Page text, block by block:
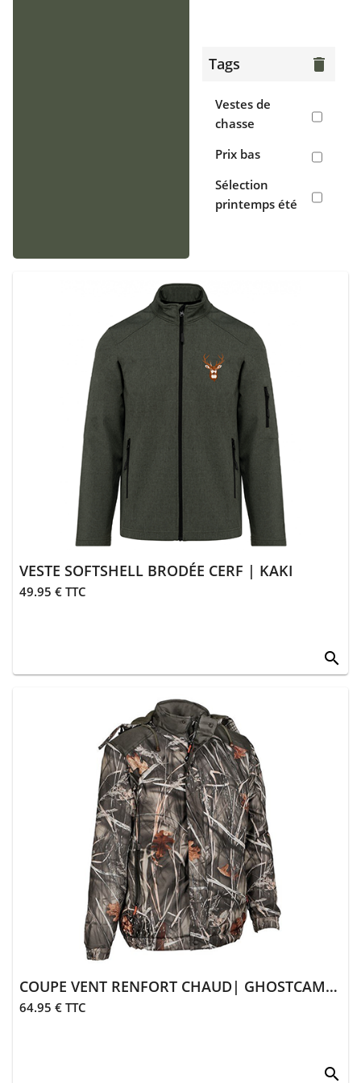
Chaussants
> Chaussures
crocs
> Écharpes,
tours de cou
> Gants
> Guêtres,
chaussettes
> Ceintures
> Divers
Équipements
> Coutellerie
Équipements
> Entretien
Animalerie
> Laisses,
colliers
> Sifflets,
grelots
> Accessoires
animalerie
Tags delete
Vestes de
chasse
Prix bas
Sélection
printemps été
VESTE SOFTSHELL BRODÉE CERF | KAKI
49.95 € TTC
search
COUPE VENT RENFORT CHAUD| GHOSTCAMO WET & COLORS
64.95 € TTC
search